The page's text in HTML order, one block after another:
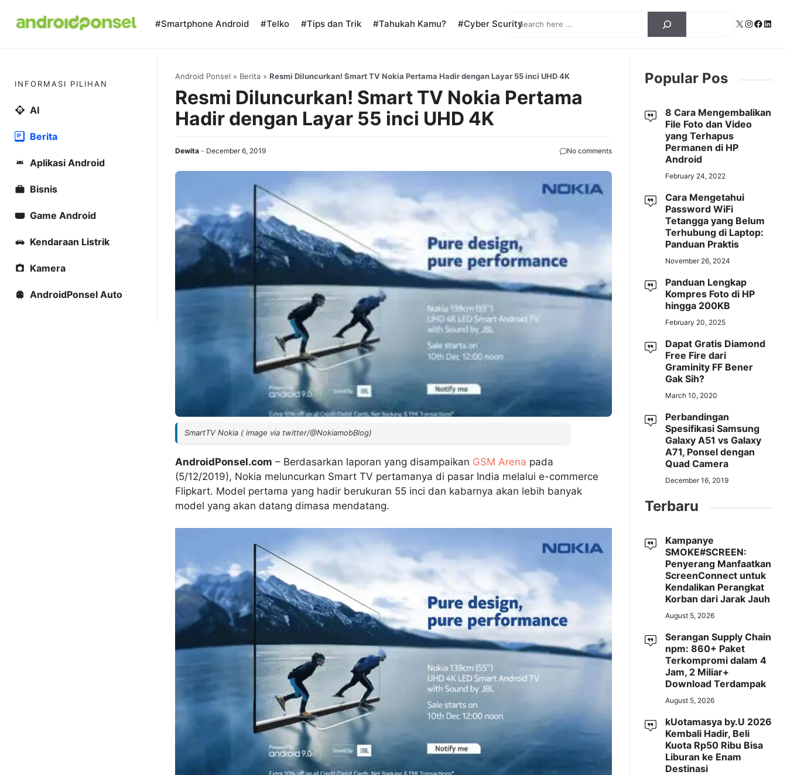
Search X Instagram
#Smartphone Android #Telko #Tips dan Trik #Tahukah Kamu? #Cyber Scurity
Android Ponsel » Berita» Resmi Diluncurkan! Smart TV Nokia Pertama Hadir dengan Layar 55 inci UHD 4K
Resmi Diluncurkan! Smart TV Nokia Pertama
Hadir dengan Layar 55 inci UHD 4K
Dewita December 6, 2019 No comments
SmartTV Nokia ( image via twitter/@NokiamobBlog)
AndroidPonsel.com – Berdasarkan laporan yang disampaikan GSM Arena pada
(5/12/2019), Nokia meluncurkan Smart TV pertamanya di pasar India melalui e-commerce
Flipkart. Model pertama yang hadir berukuran 55 inci dan kabarnya akan lebih banyak
model yang akan datang dimasa mendatang.
INFORMASI PILIHAN
AI
Berita
Aplikasi Android
Bisnis
Game Android
Kendaraan Listrik
Kamera
AndroidPonsel Auto
Popular Pos
8 Cara Mengembalikan
File Foto dan Video
yang Terhapus
Permanen di HP
Android
February 24, 2022
Cara Mengetahui
Password WiFi
Tetangga yang Belum
Terhubung di Laptop:
Panduan Praktis
November 26, 2024
Panduan Lengkap
Kompres Foto di HP
hingga 200KB
February 20, 2025
Dapat Gratis Diamond
Free Fire dari
Graminity FF Bener
Gak Sih?
March 10, 2020
Perbandingan
Spesifikasi Samsung
Galaxy A51 vs Galaxy
A71, Ponsel dengan
Quad Camera
December 16, 2019
Terbaru
Kampanye
SMOKE#SCREEN:
Penyerang Manfaatkan
ScreenConnect untuk
Kendalikan Perangkat
Korban dari Jarak Jauh
August 5, 2026
Serangan Supply Chain
npm: 860+ Paket
Terkompromi dalam 4
Jam, 2 Miliar+
Download Terdampak
August 5, 2026
kUotamasya by.U 2026
Kembali Hadir, Beli
Kuota Rp50 Ribu Bisa
Liburan ke Enam
Destinasi